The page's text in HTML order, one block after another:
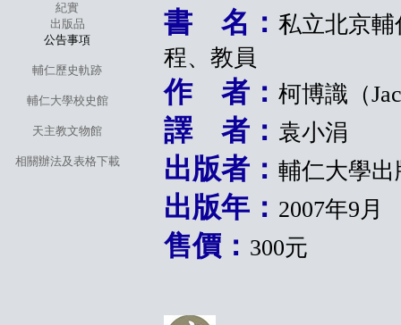
紀實
出版品
公告事項
輔仁歷史軌跡
輔仁大學校史館
天主教文物館
相關辦法及表格下載
書 名： 私立北京輔
程、教員
作 者： 柯博識（
譯 者： 袁小涓
出版者： 輔仁大學出
出版年： 2007年9月
售價： 300元